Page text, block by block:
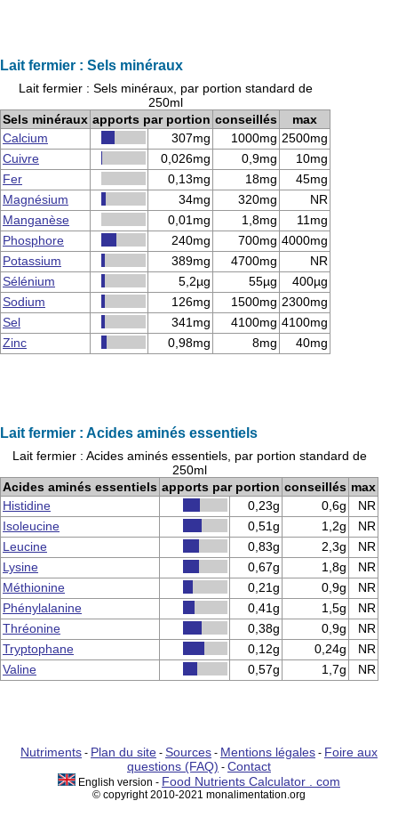
Lait fermier : Sels minéraux
Lait fermier : Sels minéraux, par portion standard de
250ml
Sels minéraux apports par portion conseillés
max
Calcium
307mg 1000mg 2500mg
Cuivre
0,026mg 0,9mg
10mg
Fer
0,13mg 18mg
45mg
Magnésium
34mg 320mg
NR
Manganèse
0,01mg 1,8mg
11mg
Phosphore
240mg 700mg 4000mg
Potassium
389mg 4700mg
NR
Sélénium
5,2µg 55µg
400µg
Sodium
126mg 1500mg 2300mg
Sel
341mg 4100mg 4100mg
Zinc
0,98mg 8mg 40mg
Lait fermier : Acides aminés essentiels
Lait fermier : Acides aminés essentiels, par portion standard de
250ml
Acides aminés essentiels apports par portion conseillés max
Histidine
0,23g 0,6g
NR
Isoleucine
0,51g 1,2g
NR
Leucine
0,83g 2,3g
NR
Lysine
0,67g 1,8g
NR
Méthionine
0,21g 0,9g
NR
Phénylalanine
0,41g 1,5g
NR
Thréonine
0,38g 0,9g
NR
Tryptophane
0,12g 0,24g
NR
Valine
0,57g 1,7g NR
Nutriments - Plan du site - Sources - Mentions légales - Foire aux
questions (FAQ) - Contact
English version - Food Nutrients Calculator . com
© copyright 2010-2021 monalimentation.org